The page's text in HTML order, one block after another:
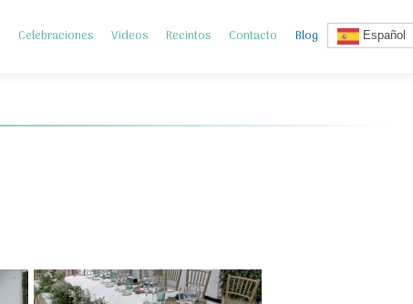
Celebraciones Videos Recintos Contacto Blog Español